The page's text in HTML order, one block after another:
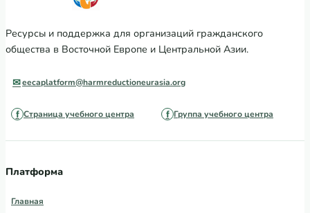
Ресурсы и поддержка для организаций гражданского
общества в Восточной Европе и Центральной Азии.
eecaplatform@harmreductioneurasia.org
Страница учебного центра Группа учебного центра
Платформа
Главная